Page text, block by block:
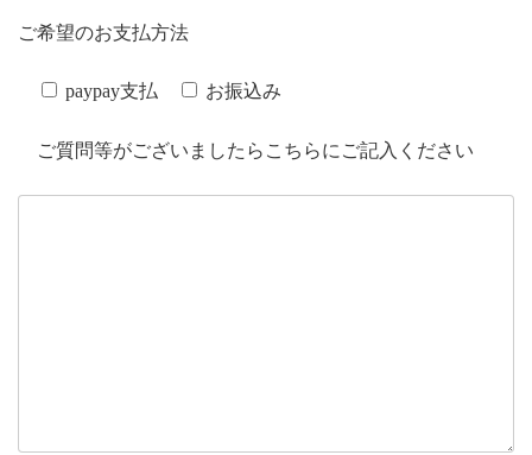
ご希望のお支払方法
paypay支払 お振込み
ご質問等がございましたらこちらにご記入ください